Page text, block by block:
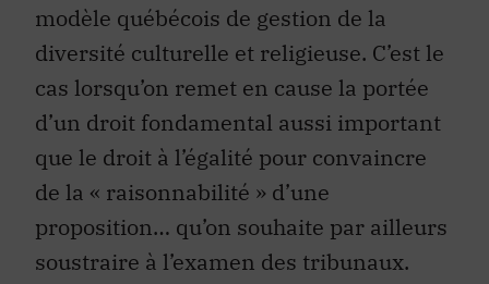
modèle québécois de gestion de la
diversité culturelle et religieuse. C’est le
cas lorsqu’on remet en cause la portée
d’un droit fondamental aussi important
que le droit à l’égalité pour convaincre
de la « raisonnabilité » d’une
proposition… qu’on souhaite par ailleurs
soustraire à l’examen des tribunaux.